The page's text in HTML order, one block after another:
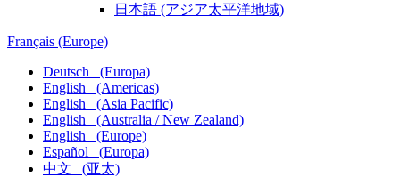
日本語 (アジア太平洋地域)
Français (Europe)
Deutsch
(Europa)
English
(Americas)
English
(Asia Pacific)
English
(Australia / New Zealand)
English
(Europe)
Español
(Europa)
中文
(亚太)